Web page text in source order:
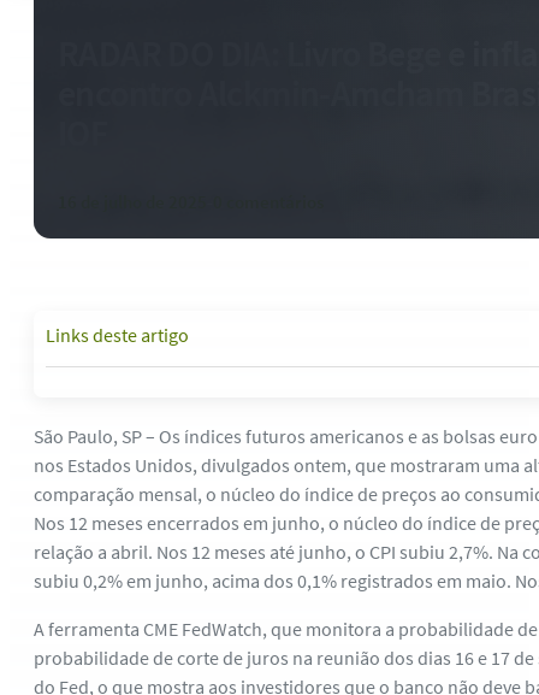
Links deste artigo
São Paulo, SP – Os índices futuros americanos e as bolsas
nos Estados Unidos, divulgados ontem, que mostraram uma
comparação mensal, o núcleo do índice de preços ao
Nos 12 meses encerrados em junho, o núcleo do índice de
relação a abril. Nos 12 meses até junho, o CPI subiu 2,7%.
subiu 0,2% em junho, acima dos 0,1% registrados em maio.
A ferramenta CME FedWatch, que monitora a probabilidade
probabilidade de corte de juros na reunião dos dias 16 e 17
do Fed, o que mostra aos investidores que o banco não deve